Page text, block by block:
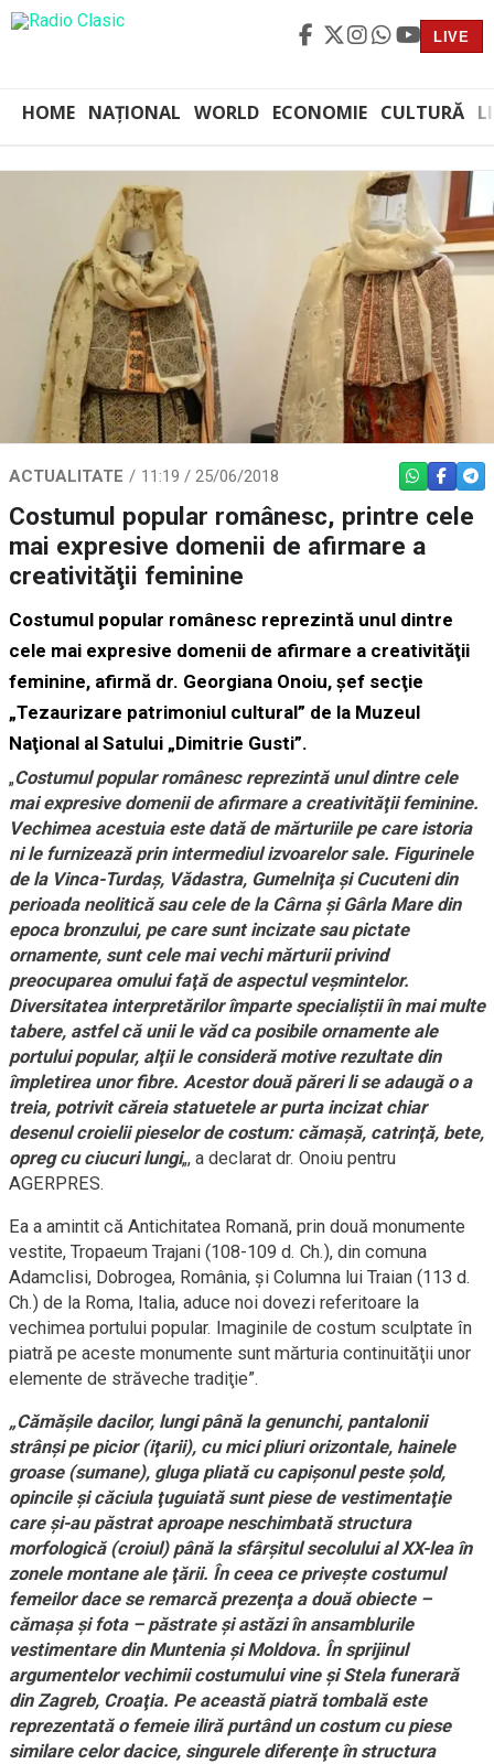
LIVE
HOME NAȚIONAL WORLD ECONOMIE CULTURĂ
ACTUALITATE 11:19 / 25/06/2018 WHATSAPP
Costumul popular românesc, printre cele
mai expresive domenii de afirmare a
creativităţii feminine
Costumul popular românesc reprezintă unul dintre
cele mai expresive domenii de afirmare a creativităţii
feminine, afirmă dr. Georgiana Onoiu, şef secţie
„Tezaurizare patrimoniul cultural” de la Muzeul
Naţional al Satului „Dimitrie Gusti”.
„Costumul popular românesc reprezintă unul dintre cele
mai expresive domenii de afirmare a creativităţii feminine.
Vechimea acestuia este dată de mărturiile pe care istoria
ni le furnizează prin intermediul izvoarelor sale. Figurinele
de la Vinca-Turdaş, Vădastra, Gumelniţa şi Cucuteni din
perioada neolitică sau cele de la Cârna şi Gârla Mare din
epoca bronzului, pe care sunt incizate sau pictate
ornamente, sunt cele mai vechi mărturii privind
preocuparea omului faţă de aspectul veşmintelor.
Diversitatea interpretărilor împarte specialiştii în mai multe
tabere, astfel că unii le văd ca posibile ornamente ale
portului popular, alţii le consideră motive rezultate din
împletirea unor fibre. Acestor două păreri li se adaugă o a
treia, potrivit căreia statuetele ar purta incizat chiar
desenul croielii pieselor de costum: cămaşă, catrinţă, bete,
opreg cu ciucuri lungi„, a declarat dr. Onoiu pentru
AGERPRES.
Ea a amintit că Antichitatea Romană, prin două monumente
vestite, Tropaeum Trajani (108-109 d. Ch.), din comuna
Adamclisi, Dobrogea, România, şi Columna lui Traian (113 d.
Ch.) de la Roma, Italia, aduce noi dovezi referitoare la
vechimea portului popular. Imaginile de costum sculptate în
piatră pe aceste monumente sunt mărturia continuităţii unor
elemente de străveche tradiţie”.
„Cămăşile dacilor, lungi până la genunchi, pantalonii
strânşi pe picior (iţarii), cu mici pliuri orizontale, hainele
groase (sumane), gluga pliată cu capişonul peste şold,
opincile şi căciula ţuguiată sunt piese de vestimentaţie
care şi-au păstrat aproape neschimbată structura
morfologică (croiul) până la sfârşitul secolului al XX-lea în
zonele montane ale ţării. În ceea ce priveşte costumul
femeilor dace se remarcă prezenţa a două obiecte –
cămaşa şi fota – păstrate şi astăzi în ansamblurile
vestimentare din Muntenia şi Moldova. În sprijinul
argumentelor vechimii costumului vine şi Stela funerară
din Zagreb, Croaţia. Pe această piatră tombală este
reprezentată o femeie iliră purtând un costum cu piese
similare celor dacice, singurele diferenţe în structura